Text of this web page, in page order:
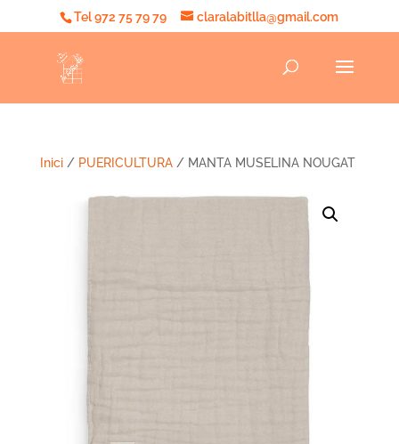
Tel 972 75 79 79 claralabitlla@gmail.com
Inici/ PUERICULTURA/ MANTA MUSELINA NOUGAT